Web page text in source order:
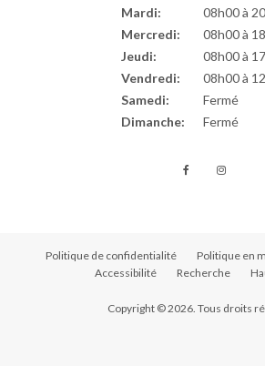
Mardi:
08h00 à
Mercredi:
08h00 à
Jeudi:
08h00 à
Vendredi:
08h00 à
Samedi:
Fermé
Dimanche:
Fermé
Politique de confidentialité
Politique en
Accessibilité
Recherche
Copyright © 2026. Tous droits